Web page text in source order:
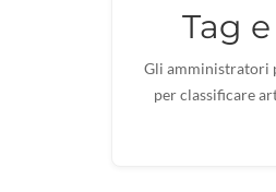
Tag
Gli amministratori
per classificare